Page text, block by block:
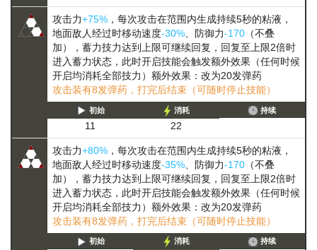
攻击力+75% ，每次攻击在范围内生成持续5秒的粘液，
地面敌人经过时移动速度-30%、防御力-170 （不叠
加）， 蓄力技力达到上限可继续回复，回复至上限2倍时
进入蓄力状态，此时开启技能会触发额外效果（任何时候
开启均消耗全部技力） 额外效果：改为20发弹药
攻击装有8发弹药，打完后结束（可随时停止技能）
初始
11
消耗
22
持续
攻击力+80% ，每次攻击在范围内生成持续5秒的粘液，
地面敌人经过时移动速度-35% 、防御力-170 （不叠
加）， 蓄力技力达到上限可继续回复，回复至上限2倍时
进入蓄力状态，此时开启技能会触发额外效果（任何时候
开启均消耗全部技力） 额外效果：改为20发弹药
攻击装有8发弹药，打完后结束（可随时停止技能）
初始 消耗 持续